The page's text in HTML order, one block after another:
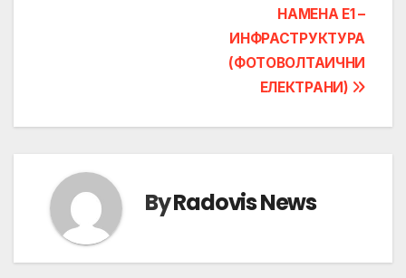
НАМЕНА Е1 –
ИНФРАСТРУКТУРА
(ФОТОВОЛТАИЧНИ
ЕЛЕКТРАНИ)
ByRadovis News